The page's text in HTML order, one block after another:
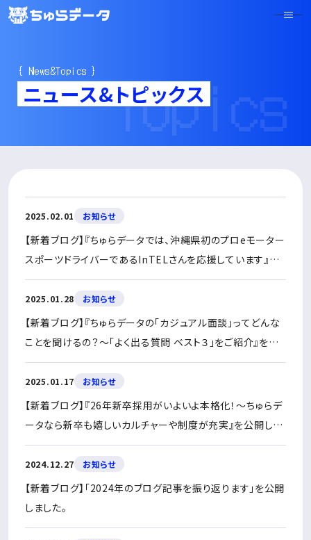
{ News&Topics }
ニュース&トピックス
Topics
2025.02.01 お知らせ
【新着ブログ】『ちゅらデータでは、沖縄県初のプロeモーター
スポーツドライバーであるInTELさんを応援しています』を
公開しました
2025.01.28 お知らせ
【新着ブログ】『ちゅらデータの「カジュアル面談」ってどんな
ことを聞けるの？〜「よく出る質問 ベスト３」をご紹介』を公
開しました
2025.01.17 お知らせ
【新着ブログ】『26年新卒採用がいよいよ本格化！〜ちゅらデ
ータなら新卒も嬉しいカルチャーや制度が充実』を公開しま
した
2024.12.27 お知らせ
【新着ブログ】「2024年のブログ記事を振り返ります」を公開
しました。